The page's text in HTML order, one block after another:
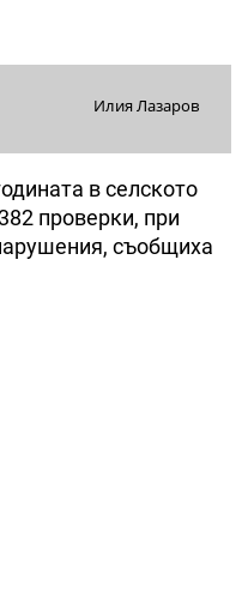
Илия Лазаров
в селското
проверки, при
съобщиха